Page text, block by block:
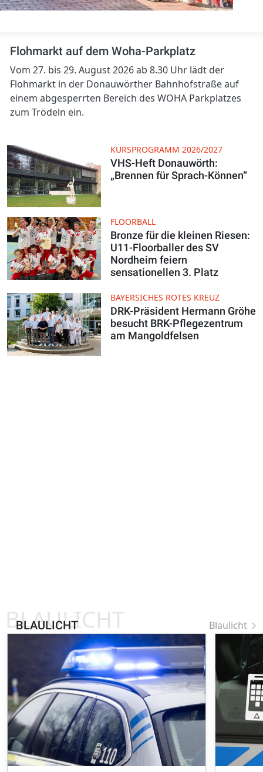
Flohmarkt auf dem Woha-Parkplatz
Vom 27. bis 29. August 2026 ab 8.30 Uhr lädt der
Flohmarkt in der Donauwörther Bahnhofstraße auf
einem abgesperrten Bereich des WOHA Parkplatzes
zum Trödeln ein.
KURSPROGRAMM 2026/2027
VHS-Heft Donauwörth:
„Brennen für Sprach-Können“
FLOORBALL
Bronze für die kleinen Riesen:
U11-Floorballer des SV
Nordheim feiern
sensationellen 3. Platz
BAYERSICHES ROTES KREUZ
DRK-Präsident Hermann Gröhe
besucht BRK-Pflegezentrum
am Mangoldfelsen
BLAULICHT
BLAULICHT Blaulicht